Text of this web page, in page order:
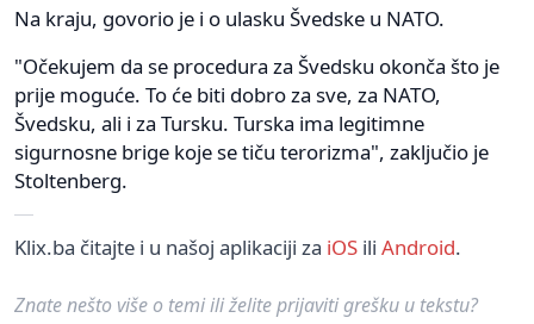
Na kraju, govorio je i o ulasku Švedske u NATO.
"Očekujem da se procedura za Švedsku okonča što je
prije moguće. To će biti dobro za sve, za NATO,
Švedsku, ali i za Tursku. Turska ima legitimne
sigurnosne brige koje se tiču terorizma", zaključio je
Stoltenberg.
Klix.ba čitajte i u našoj aplikaciji za iOS ili Android.
Znate nešto više o temi ili želite prijaviti grešku u tekstu?